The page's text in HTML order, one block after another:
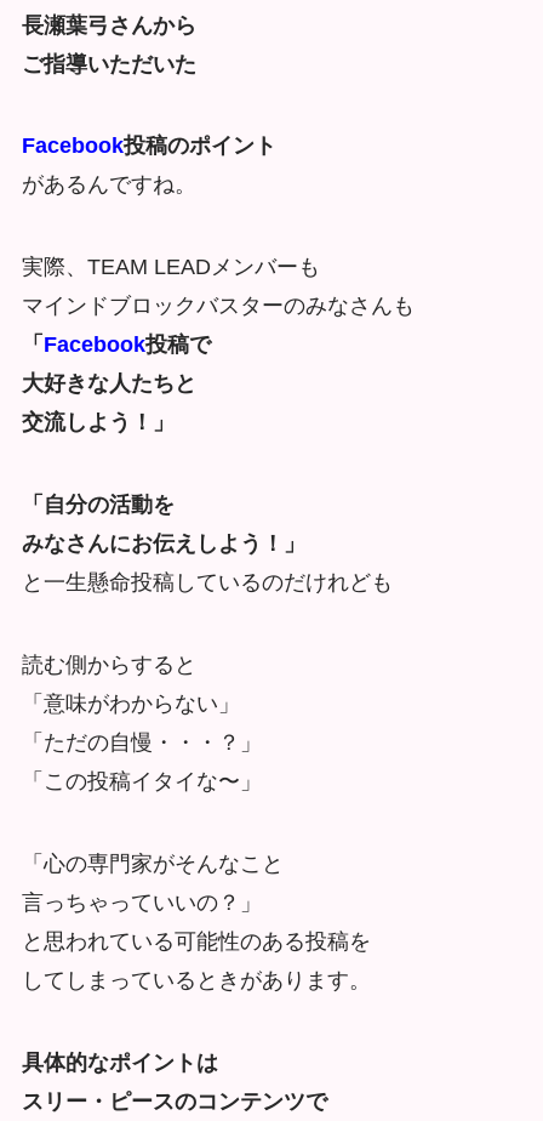
長瀬葉弓さんから
ご指導いただいた
Facebook投稿のポイント
があるんですね。
実際、TEAM LEADメンバーも
マインドブロックバスターのみなさんも
「 Facebook投稿で
大好きな人たちと
交流しよう！」
「自分の活動を
みなさんにお伝えしよう！」
と一生懸命投稿しているのだけれども
読む側からすると
「意味がわからない」
「ただの自慢・・・？」
「この投稿イタイな〜」
「心の専門家がそんなこと
言っちゃっていいの？」
と思われている可能性のある投稿を
してしまっているときがあります。
具体的なポイントは
スリー・ピースのコンテンツで